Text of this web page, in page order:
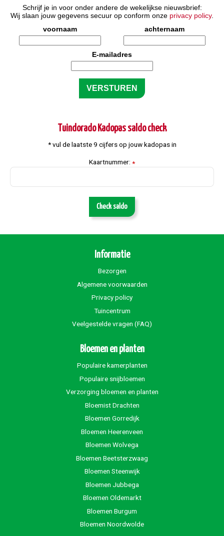
Schrijf je in voor onder andere de wekelijkse nieuwsbrief:
Wij slaan jouw gegevens secuur op conform onze privacy policy.
voornaam
achternaam
E-mailadres
Tuindorado Kadopas saldo check
* vul de laatste 9 cijfers op jouw kadopas in
Kaartnummer: *
Check saldo
Informatie
Bezorgen
Algemene voorwaarden
Privacy policy
Tuincentrum
Veelgestelde vragen (FAQ)
Bloemen en planten
Populaire kamerplanten
Populaire snijbloemen
Verzorging bloemen en planten
Bloemist Drachten
Bloemen Gorredijk
Bloemen Heerenveen
Bloemen Wolvega
Bloemen Beetsterzwaag
Bloemen Steenwijk
Bloemen Jubbega
Bloemen Oldemarkt
Bloemen Burgum
Bloemen Noordwolde